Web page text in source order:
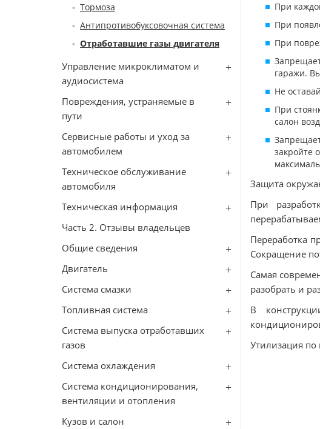
Тормоза
Антипротивобуксовочная система
Отработавшие газы двигателя
Управление микроклиматом и
аудиосистема
Повреждения, устраняемые в
пути
Сервисные работы и уход за
автомобилем
Техническое обслуживание
автомобиля
Техническая информация
Часть 2. Отзывы владельцев
Общие сведения
Двигатель
Система смазки
Топливная система
Система выпуска отработавших
газов
Система охлаждения
Система кондиционирования,
вентиляции и отопления
Кузов и салон
При
При
При
гаражи.
Не
При
салон
закройте
Защита
При
Переработка
Сокращение
Самая
разобрать и
В
Утилизация по